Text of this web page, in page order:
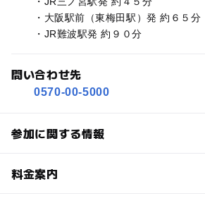
・大阪駅前（東梅田駅）発 約６５分
・JR難波駅発 約９０分
問い合わせ先
0570-00-5000
参加に関する情報
対象年齢
料金案内